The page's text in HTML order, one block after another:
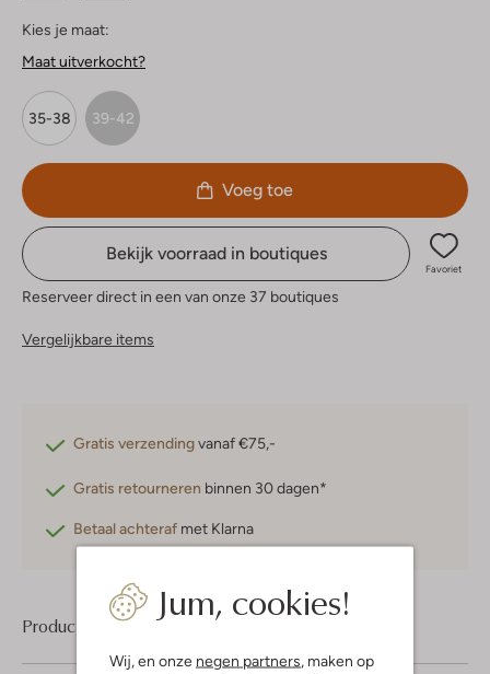
Jum, cookies!
Wij, en onze negen partners, maken op
Kies je maat:
Maat uitverkocht?
35-38 39-42
Voeg toe
Bekijk voorraad in boutiques
Favoriet
Reserveer direct in een van onze 37 boutiques
Vergelijkbare items
Gratis verzendingvanaf €75,-
Gratis retourneren binnen 30 dagen*
Betaal achteraf met Klarna
Product informatie